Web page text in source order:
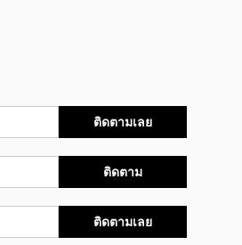
ติดตามเลย
ติดตาม
ติดตามเลย